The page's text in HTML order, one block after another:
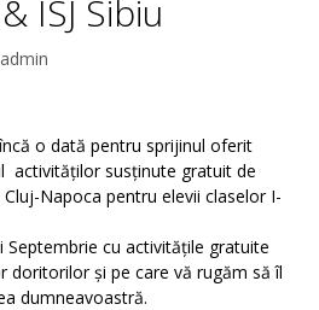
ISJ Sibiu
admin
o dată pentru sprijinul oferit
activităților susținute gratuit de
Napoca pentru elevii claselor I-
Septembrie cu activitățile gratuite
doritorilor și pe care vă rugăm să îl
dumneavoastră.